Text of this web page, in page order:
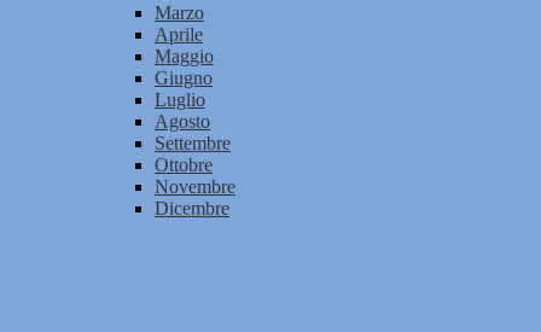
Marzo
Aprile
Maggio
Giugno
Luglio
Agosto
Settembre
Ottobre
Novembre
Dicembre